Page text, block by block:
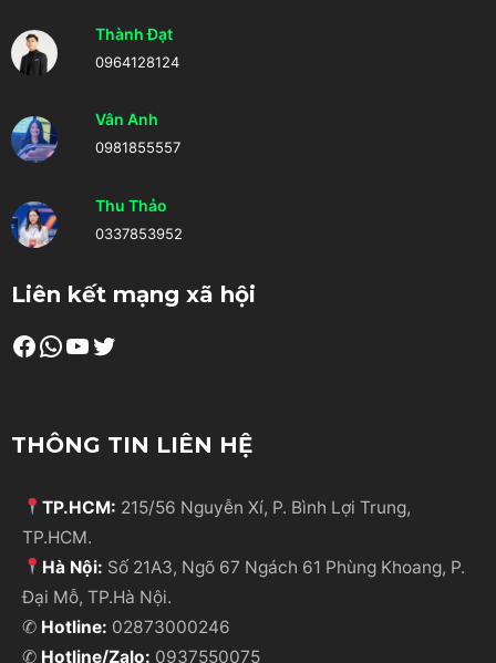
Thành Đạt
0964128124
Vân Anh
0981855557
Thu Thảo
0337853952
Liên kết mạng xã hội
Facebook WhatsApp Youtube Twitter
THÔNG TIN LIÊN HỆ
TP.HCM: 215/56 Nguyễn Xí, P. Bình Lợi Trung,
TP.HCM.
Hà Nội: Số 21A3, Ngõ 67 Ngách 61 Phùng Khoang, P.
Đại Mỗ, TP.Hà Nội.
✆ Hotline: 02873000246
✆ Hotline/Zalo: 0937550075